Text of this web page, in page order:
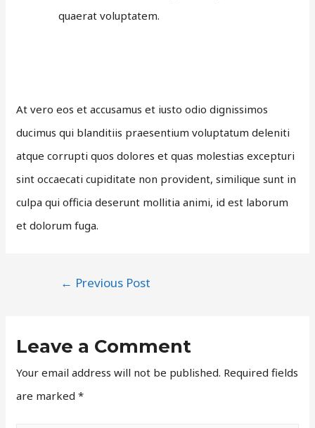
quaerat voluptatem.
At vero eos et accusamus et iusto odio dignissimos
ducimus qui blanditiis praesentium voluptatum deleniti
atque corrupti quos dolores et quas molestias excepturi
sint occaecati cupiditate non provident, similique sunt in
culpa qui officia deserunt mollitia animi, id est laborum
et dolorum fuga.
Post
← Previous Post
Leave a Comment
Your email address will not be published. Required fields
are marked*